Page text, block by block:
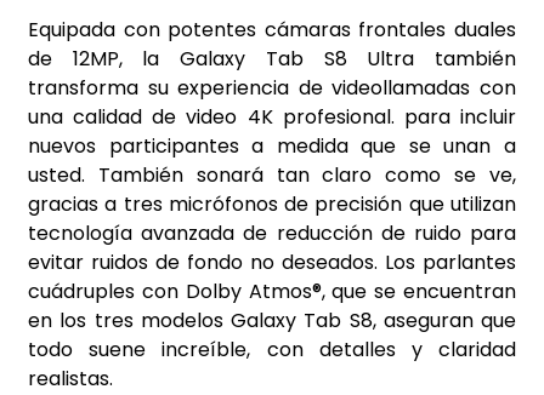
Equipada con potentes cámaras frontales duales
de 12MP, la Galaxy Tab S8 Ultra también
transforma su experiencia de videollamadas con
una calidad de video 4K profesional. para incluir
nuevos participantes a medida que se unan a
usted. También sonará tan claro como se ve,
gracias a tres micrófonos de precisión que utilizan
tecnología avanzada de reducción de ruido para
evitar ruidos de fondo no deseados. Los parlantes
cuádruples con Dolby Atmos®, que se encuentran
en los tres modelos Galaxy Tab S8, aseguran que
todo suene increíble, con detalles y claridad
realistas.